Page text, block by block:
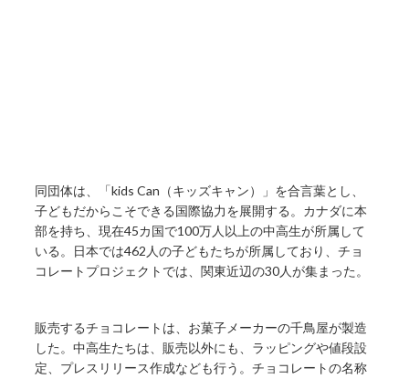
同団体は、「kids Can（キッズキャン）」を合言葉とし、
子どもだからこそできる国際協力を展開する。カナダに本
部を持ち、現在45カ国で100万人以上の中高生が所属して
いる。日本では462人の子どもたちが所属しており、チョ
コレートプロジェクトでは、関東近辺の30人が集まった。
販売するチョコレートは、お菓子メーカーの千鳥屋が製造
した。中高生たちは、販売以外にも、ラッピングや値段設
定、プレスリリース作成なども行う。チョコレートの名称